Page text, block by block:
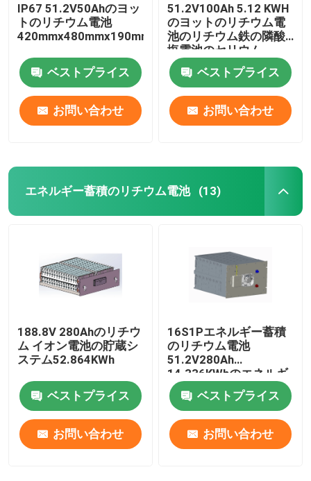
IP67 51.2V50Ahのヨッ
トのリチウム電池
420mmx480mmx190mm
ベストプライス
お問い合わせ
51.2V100Ah 5.12 KWH
のヨットのリチウム電
池のリチウム鉄の隣酸
塩電池のセリウム
ベストプライス
お問い合わせ
エネルギー蓄積のリチウム電池 (13)
188.8V 280Ahのリチウ
ム イオン電池の貯蔵シ
ステム52.864KWh
ベストプライス
お問い合わせ
16S1Pエネルギー蓄積
のリチウム電池
51.2V280Ah
14.336KWhのエネルギ
ー蓄積 システム
ベストプライス
お問い合わせ